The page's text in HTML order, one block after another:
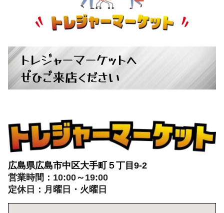
トレジャーマーケットへ
ぜひご来店ください
広島県広島市中区大手町５丁目9-2
営業時間：10:00～19:00
定休日：月曜日・火曜日